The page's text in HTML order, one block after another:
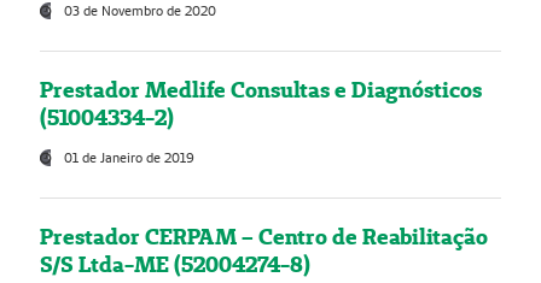
03 de Novembro de 2020
Prestador Medlife Consultas e Diagnósticos
(51004334-2)
01 de Janeiro de 2019
Prestador CERPAM – Centro de Reabilitação
S/S Ltda-ME (52004274-8)